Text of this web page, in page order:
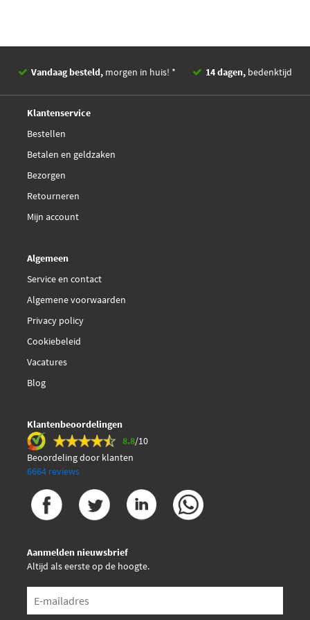
Vandaag besteld, morgen in huis! * 14 dagen, bedenktijd
Klantenservice
Bestellen
Betalen en geldzaken
Bezorgen
Retourneren
Mijn account
Algemeen
Service en contact
Algemene voorwaarden
Privacy policy
Cookiebeleid
Vacatures
Blog
Klantenbeoordelingen
8.8/10
Beoordeling door klanten
6664 reviews
Aanmelden nieuwsbrief
Altijd als eerste op de hoogte.